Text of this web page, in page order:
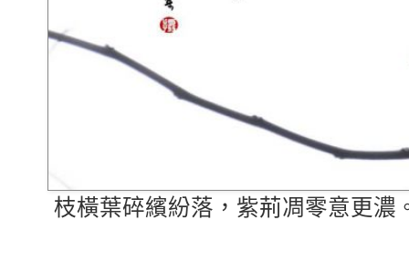
枝橫葉碎繽紛落，紫荊凋零意更濃